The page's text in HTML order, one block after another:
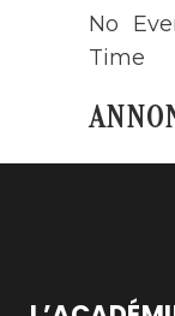
No
Time